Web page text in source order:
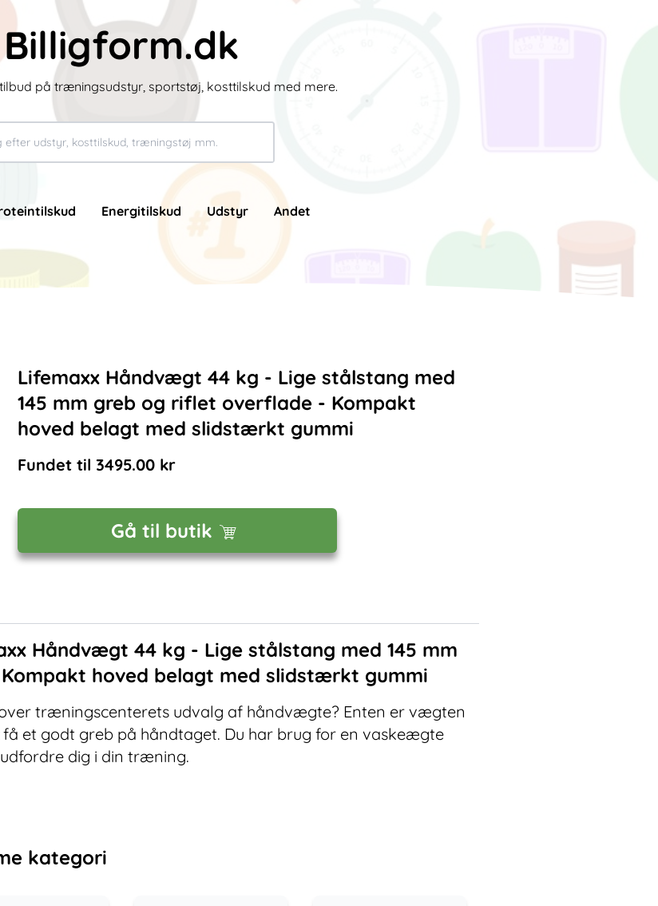
Billigform.dk
på træningsudstyr, sportstøj, kosttilskud med mere.
Energitilskud Udstyr Andet
Lifemaxx Håndvægt 44 kg - Lige stålstang med
145 mm greb og riflet overflade - Kompakt
hoved belagt med slidstærkt gummi
Fundet til 3495.00 kr
Gå til butik
Håndvægt 44 kg - Lige stålstang med 145 mm
hoved belagt med slidstærkt gummi
træningscenterets udvalg af håndvægte? Enten er vægten
et godt greb på håndtaget. Du har brug for en vaskeægte
dig i din træning.
kategori